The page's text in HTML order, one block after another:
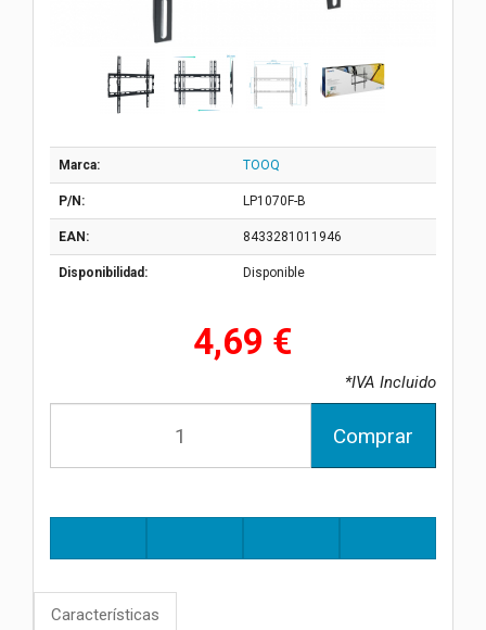
Marca: TOOQ
P/N: LP1070F-B
EAN: 8433281011946
Disponibilidad: Disponible
4,69 €
*IVA Incluido
Comprar
Características